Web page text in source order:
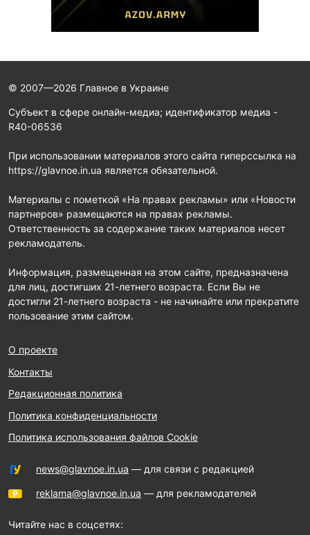
© 2007—2026 Главное в Украине
Субъект в сфере онлайн-медиа; идентификатор медиа -
R40-06536
При использовании материалов этого сайта гиперссылка на
https://glavnoe.in.ua является обязательной.
Материалы с пометкой «На правах рекламы» или «Новости
партнеров» размещаются на правах рекламы.
Ответственность за содержание таких материалов несет
рекламодатель.
Информация, размещенная на этом сайте, предназначена
для лиц, достигших 21-летнего возраста. Если Вы не
достигли 21-летнего возраста - не начинайте или прекратите
пользование этим сайтом.
О проекте
Контакты
Редакционная политика
Политика конфиденциальности
Политика использования файлов Cookie
news@glavnoe.in.ua — для связи с редакцией
reklama@glavnoe.in.ua — для рекламодателей
Читайте нас в соцсетях: